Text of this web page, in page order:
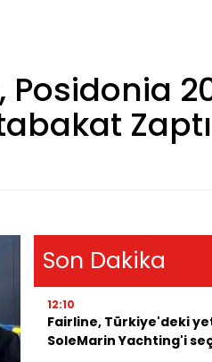
Posidonia
Son Dakika
12:10
Fairline, Türkiye'deki
SoleMarin Yachting'i